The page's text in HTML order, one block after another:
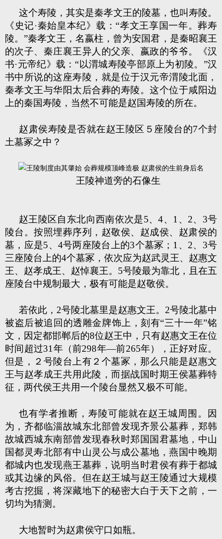
这个寿陵，其实是秦孝文王的陵墓，也叫寿陵。
《史记·秦始皇本纪》载：“孝文王享国一年。葬寿
陵。”秦孝文王，名嬴柱，曾为安国君，是秦昭襄王
的次子、秦庄襄王异人的父亲、嬴政的爷爷。《汉
书·元帝纪》载：“以渭城寿陵亭部原上为初陵。”汉
书中所说的这座寿陵，就是位于汉元帝渭陵北面，
秦孝文王与华阳太后合葬的寿陵。这个位于咸阳边
上的秦国寿陵，当然不可能是赵国寿陵的所在。
赵肃侯寿陵是否就在赵王陵区５座陵台的7个封
土墓冢之中？
王陵神道旁的石像生
赵王陵区自东北向西南依次是5、4、1、2、3号
陵台。按照埋葬序列，赵敬侯、赵成侯、赵肃侯的
墓，应是5、4号两座陵台上的3个墓冢；1、2、3号
三座陵台上的4个墓冢，依次应为赵武灵王、赵惠文
王、赵孝成王、赵悼襄王。5号陵最为靠北，且在五
座陵台中规制最大，极有可能是赵敬侯。
若依此，2号陵北墓里是赵惠文王。2号陵北墓中
被盗后被追回的透雕金牌饰上，刻有“三十一年”铭
文，因定都邯郸后的8位赵王中，只有赵惠文王在位
时间超过31年（前298年—前265年），正好对应。
但是，２号陵台上有２个墓冢，那么只能是赵惠文
王与赵孝成王共用此陵，而据战国时期王侯墓葬特
征，两代侯王共用一个陵台显然又极不可能。
也有学者推断，寿陵可能就在赵王城周围。因
为，齐都临淄故城东北部曾发现齐景公墓葬，郑韩
故城西城东南部曾发现春秋时郑国国君墓地，中山
国都灵寿北部有中山灵公与成公墓地，燕国中晚期
都城内也发现燕王墓葬，说明当时君侯有葬于都城
或其边缘的风俗。但在赵王城与赵王陵通过大规模
考古挖掘，将深藏地下的秘密大白于天下之前，一
切均为猜测。
大地暂时为赵肃侯守口如瓶。